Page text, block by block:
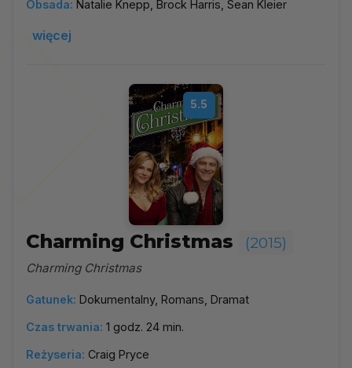
Obsada: Natalie Knepp, Brock Harris, Sean Kleier
więcej
5.5
Charming Christmas (2015)
Charming Christmas
Gatunek: Dokumentalny, Romans, Dramat
Czas trwania: 1 godz. 24 min.
Reżyseria: Craig Pryce